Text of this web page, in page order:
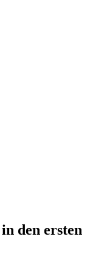
den ersten